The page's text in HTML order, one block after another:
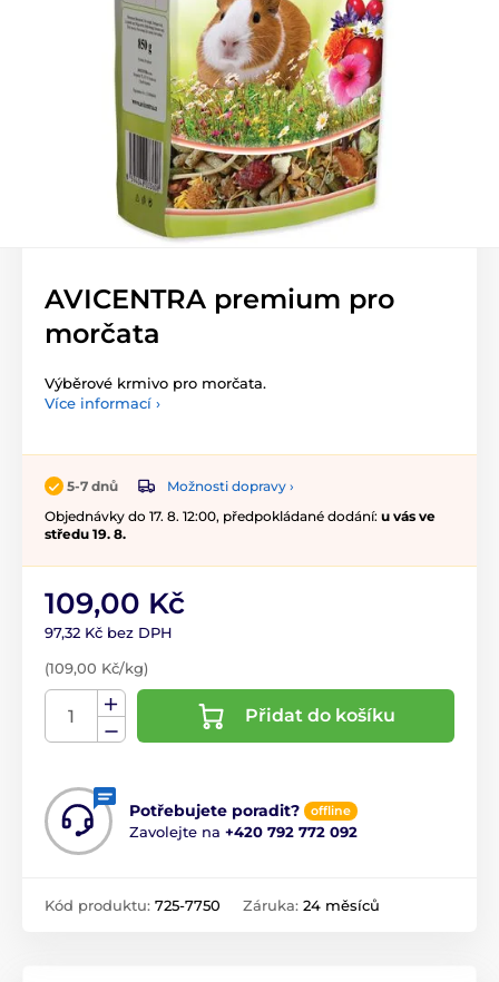
AVICENTRA premium pro
morčata
Výběrové krmivo pro morčata.
Více informací ›
5-7 dnů
Možnosti dopravy ›
Objednávky do 17. 8. 12:00, předpokládané dodání: u vás ve
středu 19. 8.
109,00 Kč
97,32 Kč bez DPH
(109,00 Kč/kg)
Přidat do košíku
Potřebujete poradit? offline
Zavolejte na +420 792 772 092
Kód produktu: 725-7750 Záruka: 24 měsíců